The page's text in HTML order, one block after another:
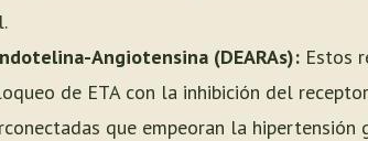
Angiotensina (DEARAs): Estos
de ETA con la inhibición del
que empeoran la hipertensión